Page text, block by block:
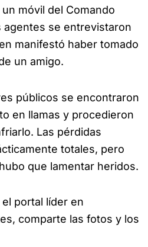
móvil del Comando
agentes se entrevistaron
manifestó haber tomado
un amigo.
públicos se encontraron
en llamas y procedieron
Las pérdidas
totales, pero
que lamentar heridos.
el portal líder en
comparte las fotos y los